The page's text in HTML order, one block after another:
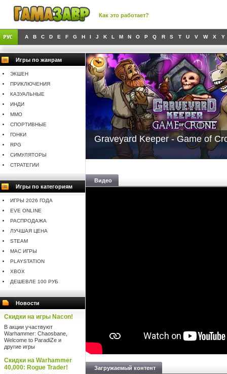
Как это работает?
A B C D E F G H I J K L M N O P Q R S T U V W X Y
Игры по жанрам
ЭКШЕН
ПРИКЛЮЧЕНИЯ
КАЗУАЛЬНЫЕ
ИНДИ
MMO
СПОРТИВНЫЕ
ГОНКИ
RPG
СИМУЛЯТОРЫ
СТРАТЕГИИ
Игры по категориям
ИГРЫ 2026 ГОДА
EVE ONLINE
РАСПРОДАЖА
ЛУЧШАЯ ЦЕНА
STEAM
MAC ИГРЫ
PLAYSTATION
XBOX
ДЕШЕВЛЕ 100 РУБ
Новости
Скидки на игры Nacon!
В акции участвуют
Warhammer: Chaosbane,
Welcome to ParadiZe и
другие игры
Скидки на Warhammer
40,000: Rogue Trader!
Graveyard Keeper - Game of
Видео
Загружаемый контент